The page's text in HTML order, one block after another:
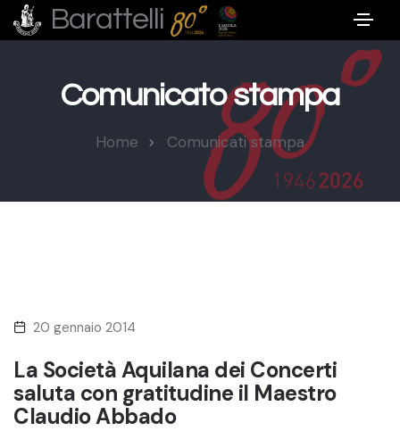
Barattelli
Comunicato stampa
Home Comunicati stampa
20 gennaio 2014
La Società Aquilana dei Concerti
saluta con gratitudine il Maestro
Claudio Abbado